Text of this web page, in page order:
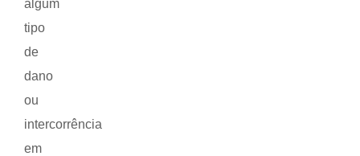
algum
tipo
de
dano
ou
intercorrência
em